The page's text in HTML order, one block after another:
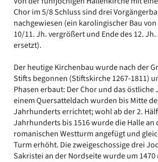
Chor im 5/8 Schluss sind drei
nachgewiesen (ein karolingischer Bau von
10/11. Jh. vergrößert und Ende des 12.
ersetzt).
Der heutige Kirchenbau wurde nach der
Stifts begonnen (Stiftskirche 1267-1811)
Phasen erbaut: Der Chor und das östliche
einem Quersatteldach wurden bis Mitte
Jahrhunderts errichtet; wohl ab der 2.
Jahrhunderts bis 1516 wurde die Halle an
romanischen Westturm angefügt und
Turm erhöht. Die zweigeschossige drei
Sakristei an der Nordseite wurde um 1470